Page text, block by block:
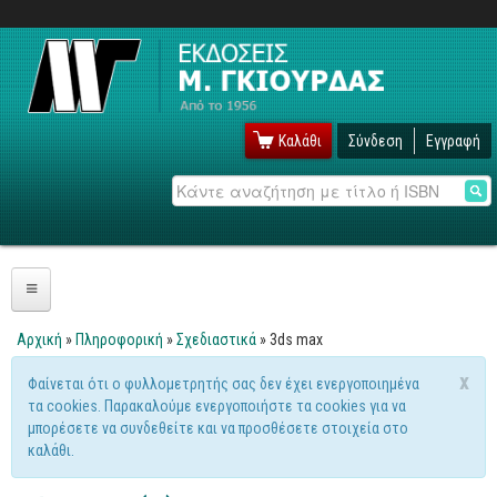
Καλάθι Σύνδεση Εγγραφή
Αναζήτηση
Πληροφορική
Λειτουργικά
Windows
Linux
Unix
Είστε εδώ
Αρχική » Πληροφορική »Σχεδιαστικά » 3ds max
x
Μήνυμα προειδοποίησης
Φαίνεται ότι ο φυλλομετρητής σας δεν έχει ενεργοποιημένα
τα cookies. Παρακαλούμε ενεργοποιήστε τα cookies για να
μπορέσετε να συνδεθείτε και να προσθέσετε στοιχεία στο
καλάθι.